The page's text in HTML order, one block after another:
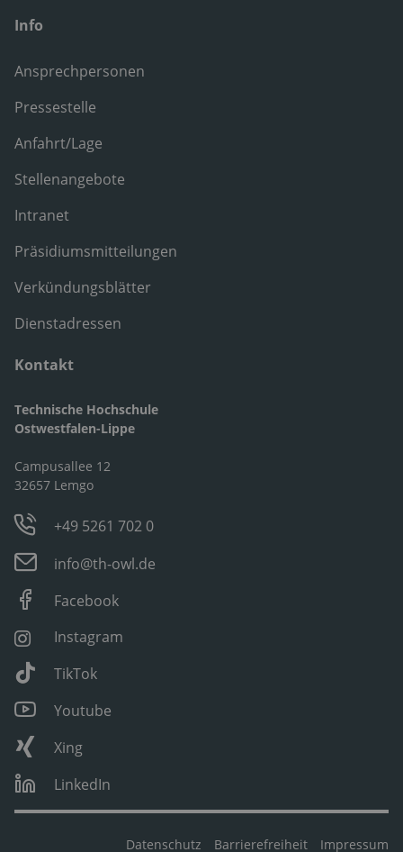
Info
Ansprechpersonen
Pressestelle
Anfahrt/Lage
Stellenangebote
Intranet
Präsidiumsmitteilungen
Verkündungsblätter
Dienstadressen
Kontakt
Technische Hochschule
Ostwestfalen-Lippe
Campusallee 12
32657 Lemgo
+49 5261 702 0
info@th-owl.de
Facebook
Instagram
TikTok
Youtube
Xing
LinkedIn
Datenschutz Barrierefreiheit Impressum